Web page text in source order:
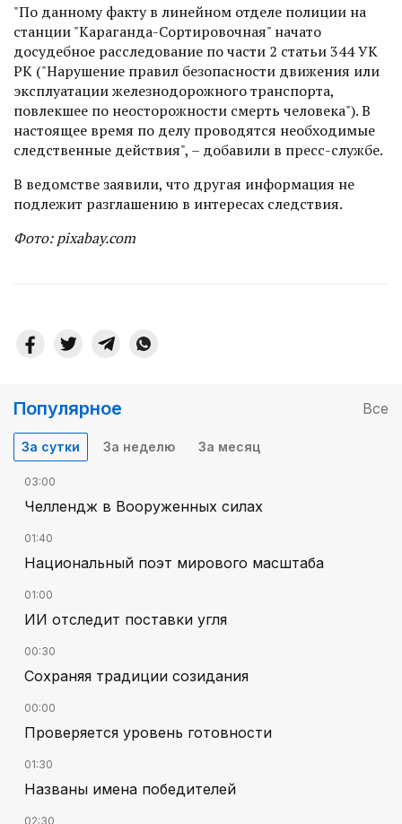
"По данному факту в линейном отделе полиции на
станции "Караганда-Сортировочная" начато
досудебное расследование по части 2 статьи 344 УК
РК ("Нарушение правил безопасности движения или
эксплуатации железнодорожного транспорта,
повлекшее по неосторожности смерть человека"). В
настоящее время по делу проводятся необходимые
следственные действия", – добавили в пресс-службе.
В ведомстве заявили, что другая информация не
подлежит разглашению в интересах следствия.
Фото: pixabay.com
Популярное Все
За сутки За неделю За месяц
03:00
Челлендж в Вооруженных силах
01:40
Национальный поэт мирового масштаба
01:00
ИИ отследит поставки угля
00:30
Сохраняя традиции созидания
00:00
Проверяется уровень готовности
01:30
Названы имена победителей
02:30